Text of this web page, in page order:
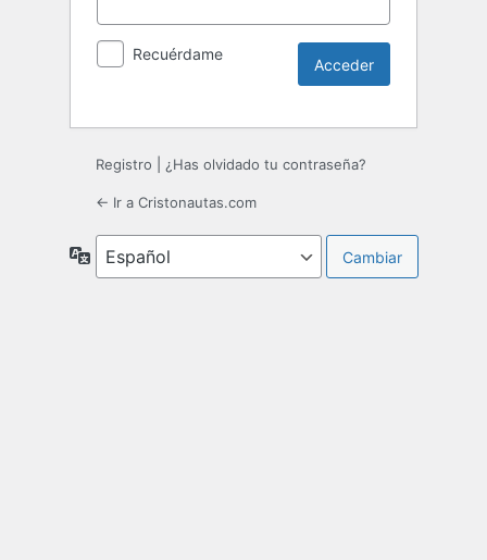
Recuérdame
Registro ¿Has olvidado tu contraseña?
← Ir a Cristonautas.com
Idioma